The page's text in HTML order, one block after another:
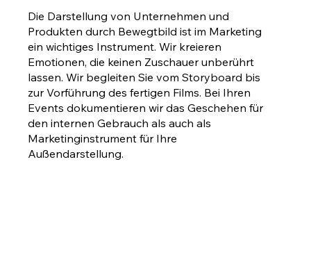
Die Darstellung von Unternehmen und
Produkten durch Bewegtbild ist im Marketing
ein wichtiges Instrument. Wir kreieren
Emotionen, die keinen Zuschauer unberührt
lassen. Wir begleiten Sie vom Storyboard bis
zur Vorführung des fertigen Films. Bei Ihren
Events dokumentieren wir das Geschehen für
den internen Gebrauch als auch als
Marketinginstrument für Ihre
Außendarstellung.